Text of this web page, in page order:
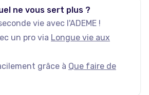
ne vous sert plus ?
vie avec l'ADEME !
un pro via Longue vie aux
grâce à Que faire de